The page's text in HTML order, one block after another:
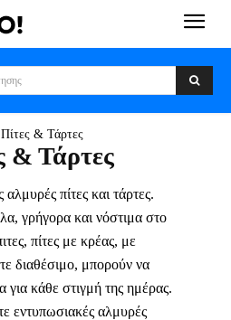
& Τάρτες
& Τάρτες
αλμυρές πίτες και τάρτες.
γρήγορα και νόστιμα στο
πίτες με κρέας, με
διαθέσιμο, μπορούν να
για κάθε στιγμή της ημέρας.
εντυπωσιακές αλμυρές